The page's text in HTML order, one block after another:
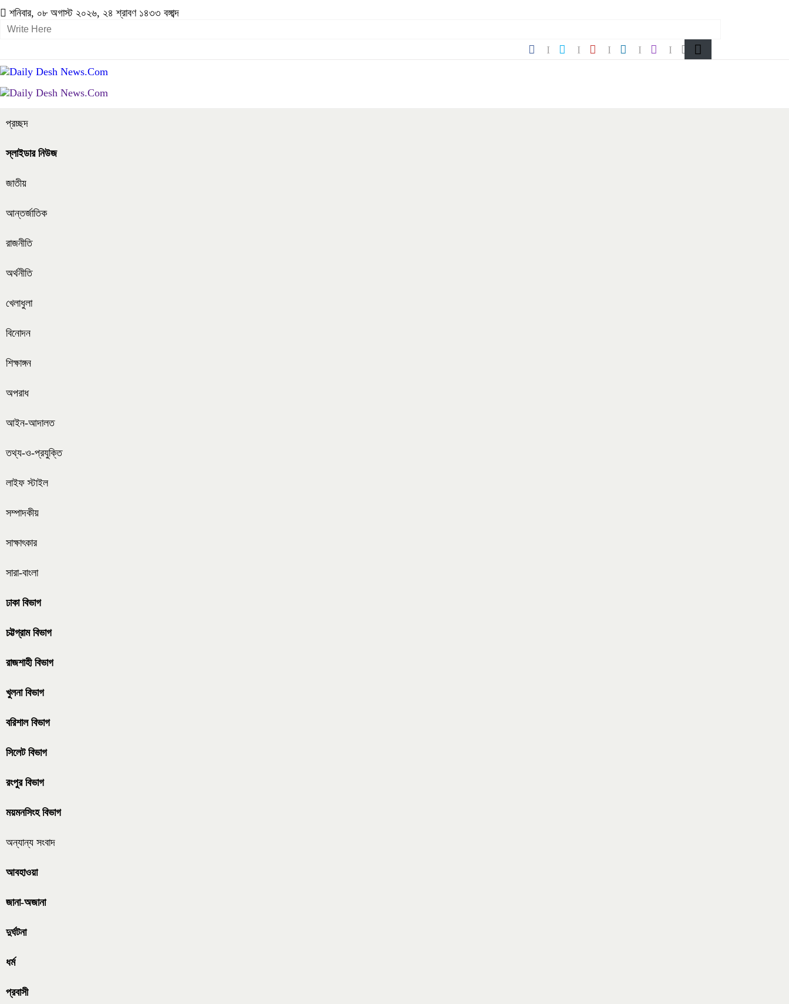
শনিবার, ০৮ অগাস্ট ২০২৬, ২৪ শ্রাবণ ১৪৩৩ বঙ্গাব্দ
প্রচ্ছদ
স্লাইডার নিউজ
জাতীয়
আন্তর্জাতিক
রাজনীতি
অর্থনীতি
খেলাধুলা
বিনোদন
শিক্ষাঙ্গন
অপরাধ
আইন-আদালত
তথ্য-ও-প্রযুক্তি
লাইফ স্টাইল
সম্পাদকীয়
সাক্ষাৎকার
সারা-বাংলা
ঢাকা বিভাগ
চট্টগ্রাম বিভাগ
রাজশাহী বিভাগ
খুলনা বিভাগ
বরিশাল বিভাগ
সিলেট বিভাগ
রংপুর বিভাগ
ময়মনসিংহ বিভাগ
অন্যান্য সংবাদ
আবহাওয়া
জানা-অজানা
দুর্ঘটনা
ধর্ম
প্রবাসী